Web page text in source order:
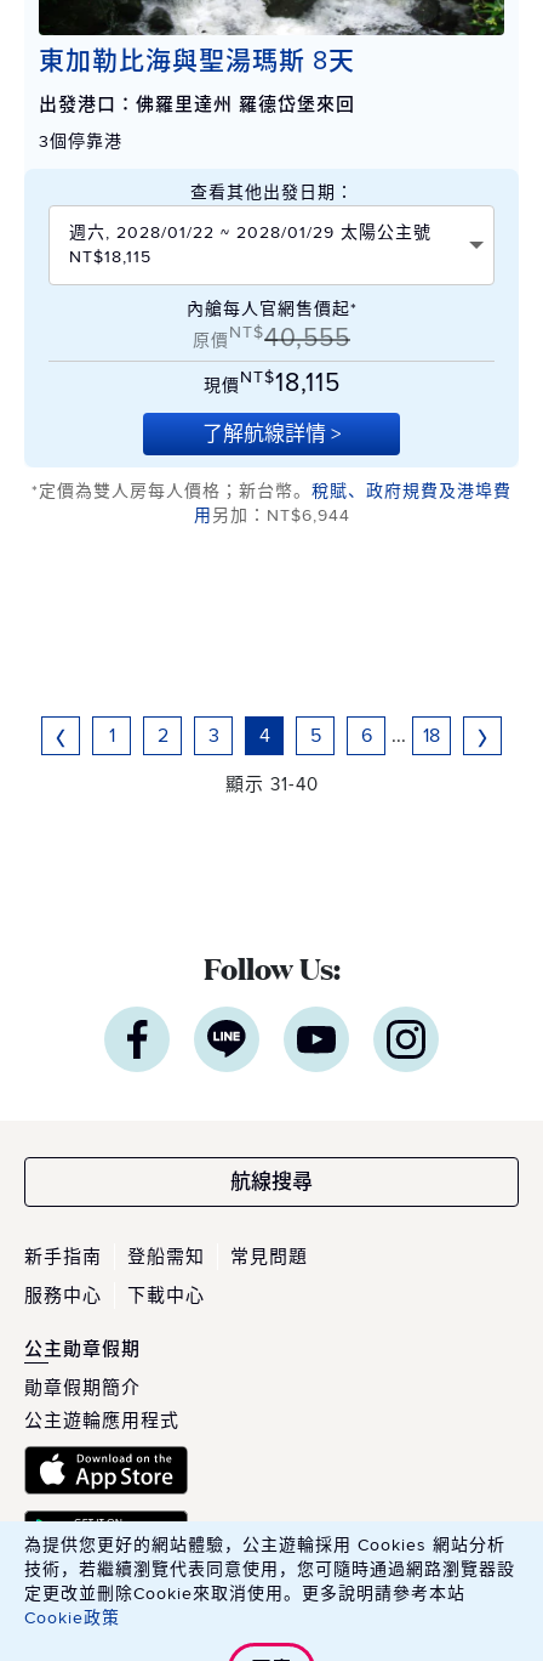
東加勒比海與聖湯瑪斯 8天
出發港口：佛羅里達州 羅德岱堡來回
3個停靠港
查看其他出發日期：
週六, 2028/01/22 ~ 2028/01/29 太陽公主號
NT$18,115
內艙每人官網售價起*
原價NT$40,555
現價NT$18,115
了解航線詳情 >
*定價為雙人房每人價格；新台幣。 稅賦、政府規費及港埠費
用 另加：NT$6,944
1 2 3 4 5 6 ... 18
顯示 31-40
Follow Us:
航線搜尋
新手指南 登船需知
常見問題
服務中心
下載中心
公主勛章假期
勛章假期簡介
公主遊輪應用程式
英商康年華旅行社股份有限公司臺灣分公司 Carnival PLC, Taiwan
為提供您更好的網站體驗，公主遊輪採用 Cookies 網站分析
技術，若繼續瀏覽代表同意使用，您可隨時通過網路瀏覽器設
定更改並刪除Cookie來取消使用。更多說明請參考本站
Cookie政策